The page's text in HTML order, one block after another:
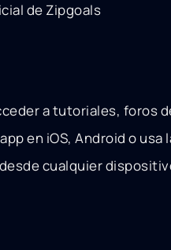
de Zipgoals
a tutoriales, foros
en iOS, Android o usa
cualquier